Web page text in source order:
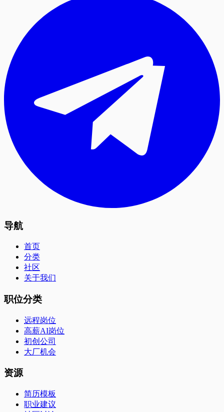
导航
首页
分类
社区
关于我们
职位分类
远程岗位
高薪AI岗位
初创公司
大厂机会
资源
简历模板
职业建议